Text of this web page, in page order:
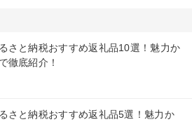
さと納税おすすめ返礼品10選！魅力か
徹底紹介！
さと納税おすすめ返礼品5選！魅力か